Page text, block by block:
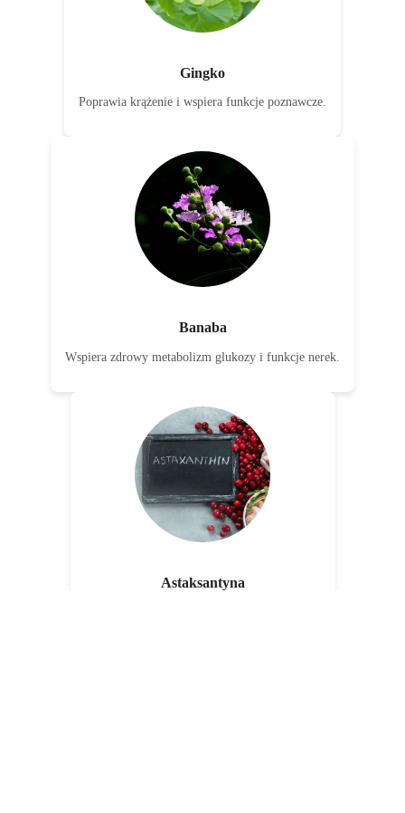
Gingko
Poprawia krążenie i wspiera funkcje poznawcze.
Banaba
Wspiera zdrowy metabolizm glukozy i funkcje nerek.
Astaksantyna